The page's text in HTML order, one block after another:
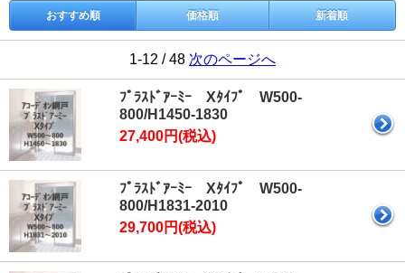
おすすめ順 価格順 新着順
1-12 / 48 次のページへ
ﾌﾟﾗｽﾄﾞｱｰﾐｰ Xﾀｲﾌﾟ W500-
800/H1450-1830
27,400円(税込)
ﾌﾟﾗｽﾄﾞｱｰﾐｰ Xﾀｲﾌﾟ W500-
800/H1831-2010
29,700円(税込)